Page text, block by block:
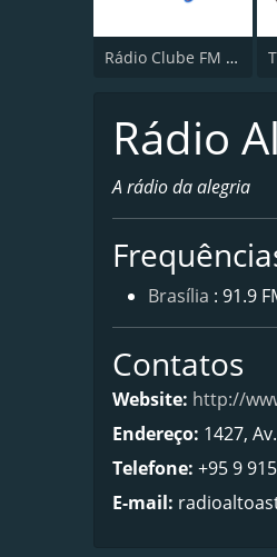
Rádio Clube FM - Brasília 105.5
Rádio
A rádio da alegria
Brasília : 91.9
Contatos
Website: http://
Endereço: 1427,
Telefone: +95 9
E-mail: